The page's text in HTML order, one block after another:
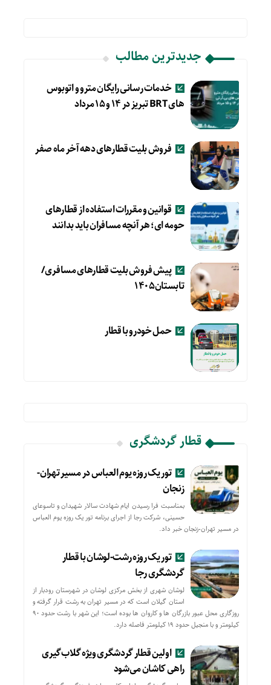
جدیدترین مطالب
خدمات رسانی رایگان مترو و اتوبوس
های BRT تبریز در ۱۴ و ۱۵ مرداد
فروش بلیت قطارهای دهه آخر ماه صفر
قوانین و مقررات استفاده از قطارهای
حومه ای؛ هر آنچه مسافران باید بدانند
پیش فروش بلیت قطارهای مسافری/
تابستان۱۴۰۵
حمل خودرو با قطار
قطار گردشگری
تور یک روزه یوم العباس در مسیر تهران-
زنجان
بمناسبت فرا رسیدن ایام شهادت سالار شهیدان و تاسوعای
حسینی، شرکت رجا از اجرای برنامه تور یک روزه یوم العباس
در مسیر تهران-زنجان خبر داد.
تور یک روزه رشت-لوشان با قطار
گردشگری رجا
لوشان شهری از بخش مرکزی لوشان در شهرستان رودبار از
استان گیلان است که در مسیر تهران به رشت قرار گرفته و
روزگاری محل عبور بازرگان ها و کاروان ها بوده است؛ این شهر با رشت حدود ۹۰
کیلومتر و با منجیل حدود ۱۹ کیلومتر فاصله دارد.
اولین قطار گردشگری ویژه گلاب‌گیری
راهی کاشان می‌شود